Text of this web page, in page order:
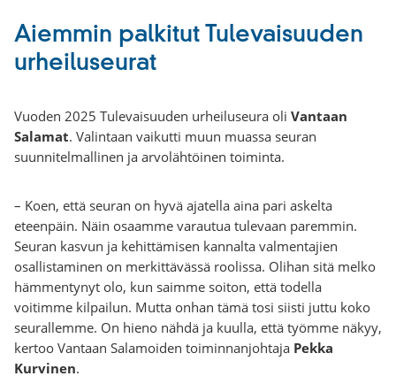
Aiemmin palkitut Tulevaisuuden
urheiluseurat
Vuoden 2025 Tulevaisuuden urheiluseura oli Vantaan
Salamat. Valintaan vaikutti muun muassa seuran
suunnitelmallinen ja arvolähtöinen toiminta.
– Koen, että seuran on hyvä ajatella aina pari askelta
eteenpäin. Näin osaamme varautua tulevaan paremmin.
Seuran kasvun ja kehittämisen kannalta valmentajien
osallistaminen on merkittävässä roolissa. Olihan sitä melko
hämmentynyt olo, kun saimme soiton, että todella
voitimme kilpailun. Mutta onhan tämä tosi siisti juttu koko
seurallemme. On hieno nähdä ja kuulla, että työmme näkyy,
kertoo Vantaan Salamoiden toiminnanjohtaja Pekka
Kurvinen.